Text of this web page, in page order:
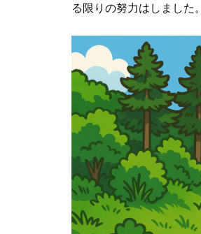
る限りの努力はしました